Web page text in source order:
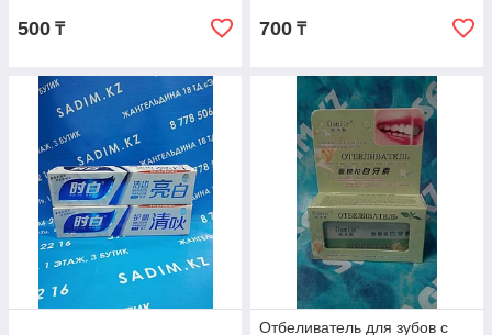
500 ₸ 700 ₸
Отбеливатель для зубов с